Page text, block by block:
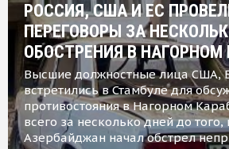
РОССИЯ, США И ЕС
ПЕРЕГОВОРЫ ЗА
ОБОСТРЕНИЯ В НАГОРНОМ
Высшие должностные лица США,
встретились в Стамбуле для
противостояния в Нагорном
всего за несколько дней до того,
Азербайджан начал обстрел